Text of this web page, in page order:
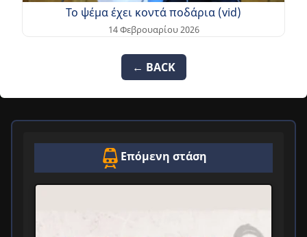
Το ψέμα έχει κοντά ποδάρια (vid)
14 Φεβρουαρίου 2026
← BACK
Επόμενη στάση